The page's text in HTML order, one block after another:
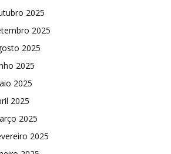
2025
2025
2025
2025
2025
2025
2025
2025